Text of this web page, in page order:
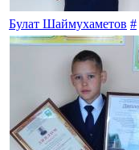
Булат Шаймухаметов #